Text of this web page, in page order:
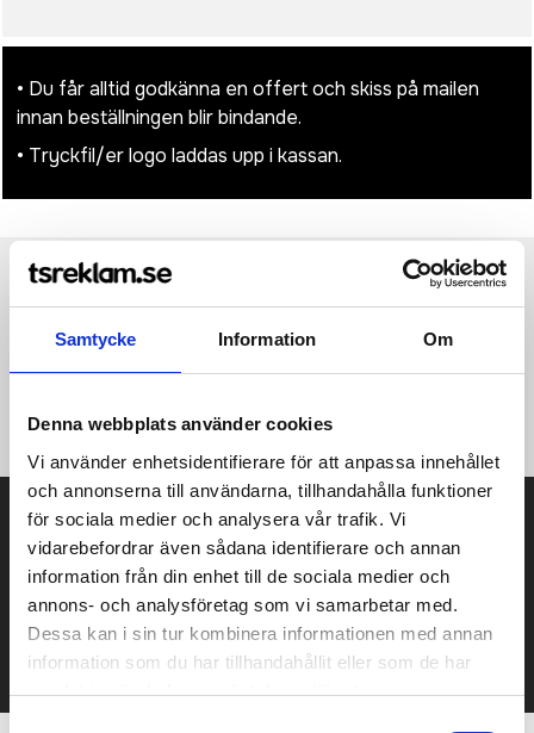
Samtycke Information Om
Denna webbplats använder cookies
Vi använder enhetsidentifierare för att anpassa innehållet
och annonserna till användarna, tillhandahålla funktioner
för sociala medier och analysera vår trafik. Vi
vidarebefordrar även sådana identifierare och annan
information från din enhet till de sociala medier och
annons- och analysföretag som vi samarbetar med.
Dessa kan i sin tur kombinera informationen med annan
information som du har tillhandahållit eller som de har
samlat in när du har använt deras tjänster.
• Du får alltid godkänna en offert och skiss på mailen
innan beställningen blir bindande.
• Tryckfil/er logo laddas upp i kassan.
fabric size adjuster with metal buckle.
Prisuppgift på mailen?
Kontakta oss här för att få förslag på produkt och pris över
Det går också utmärkt att bara ställa frågor!
KONTAKTA OSS